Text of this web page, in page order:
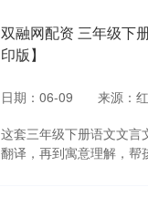
双融网配资 三年级下
印版】
日期：06-09 来源：
这套三年级下册语文文
翻译，再到寓意理解，帮